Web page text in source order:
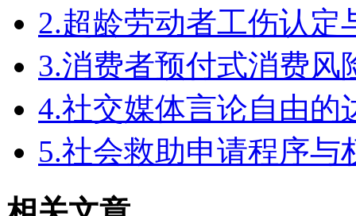
2.超龄劳动者工伤认定
3.消费者预付式消费风
4.社交媒体言论自由
5.社会救助申请程序与